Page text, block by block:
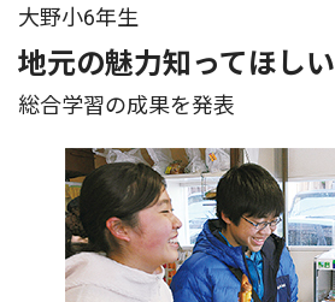
大野小6年生
地元の魅力知ってほしい
総合学習の成果を発表